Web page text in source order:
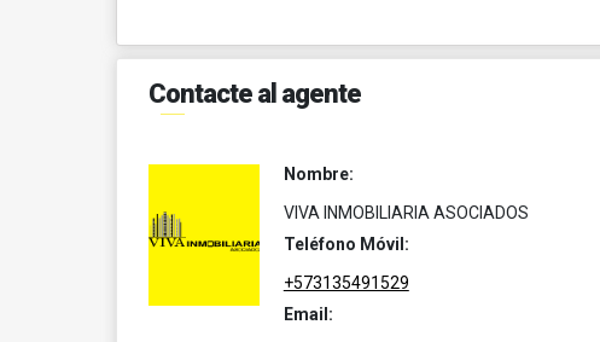
Contacte al agente
Nombre:
VIVA INMOBILIARIA ASOCIADOS
Teléfono Móvil:
+573135491529
Email: